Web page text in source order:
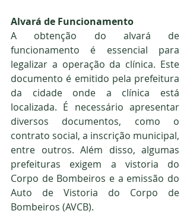
Alvará de Funcionamento
A obtenção do alvará de
funcionamento é essencial para
legalizar a operação da clínica. Este
documento é emitido pela prefeitura
da cidade onde a clínica está
localizada. É necessário apresentar
diversos documentos, como o
contrato social, a inscrição municipal,
entre outros. Além disso, algumas
prefeituras exigem a vistoria do
Corpo de Bombeiros e a emissão do
Auto de Vistoria do Corpo de
Bombeiros (AVCB).